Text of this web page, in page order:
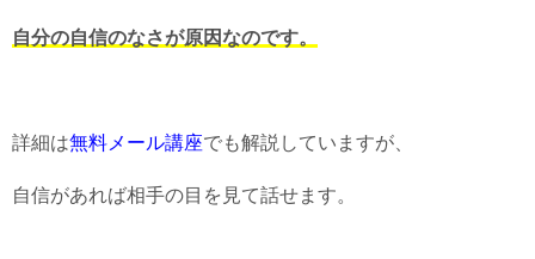
自分の自信のなさが原因なのです。
詳細は無料メール講座でも解説していますが、
自信があれば相手の目を見て話せます。